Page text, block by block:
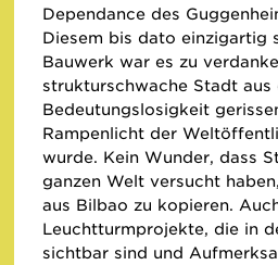
Dependance des
Diesem bis dato einzigartig
Bauwerk war es zu
strukturschwache Stadt aus
Bedeutungslosigkeit
Rampenlicht der
wurde. Kein Wunder, dass
ganzen Welt versucht
aus Bilbao zu kopieren.
Leuchtturmprojekte, die in
sichtbar sind und